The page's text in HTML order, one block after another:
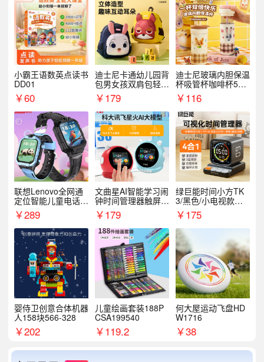
小霸王语数英点读书
DD01
￥60
迪士尼卡通幼儿园背
包男女孩双肩包轻便
可爱小背包B20107
￥179
迪士尼玻璃内胆保温
杯吸管杯咖啡杯530
MLH15135
￥116
联想Lenovo全网通
定位智能儿童电话手
表A1
￥289
文曲星AI智能学习闹
钟时间管理器触屏N
1pro
￥179
绿巨能时间小方TK
3/黑色/小电视款【T
K3】
￥175
婴侍卫创意合体机器
人158块566-328
￥202
儿童绘画套装188P
CSA199540
￥119.2
何大屋运动飞盘HD
W1716
￥38